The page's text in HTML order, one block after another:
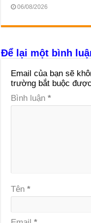
06/08/2026
Để lại một bình
Email của bạn sẽ
trường bắt buộc
Bình luận*
Tên*